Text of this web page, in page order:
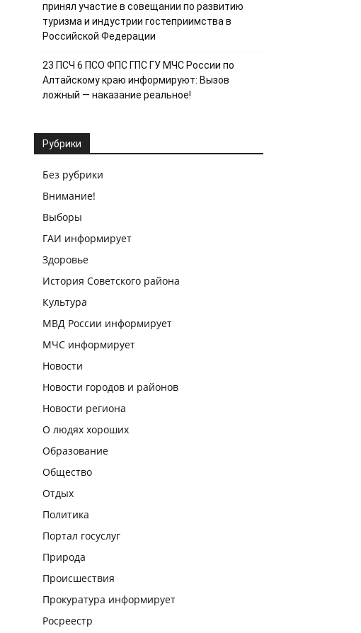
принял участие в совещании по развитию
туризма и индустрии гостеприимства в
Российской Федерации
23 ПСЧ 6 ПСО ФПС ГПС ГУ МЧС России по
Алтайскому краю информируют: Вызов
ложный — наказание реальное!
Рубрики
Без рубрики
Внимание!
Выборы
ГАИ информирует
Здоровье
История Советского района
Культура
МВД России информирует
МЧС информирует
Новости
Новости городов и районов
Новости региона
О людях хороших
Образование
Общество
Отдых
Политика
Портал госуслуг
Природа
Происшествия
Прокуратура информирует
Росреестр